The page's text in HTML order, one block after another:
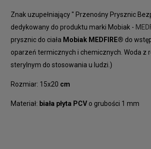
Znak uzupełniający " Przenośny Prysznic
dedykowany do produktu marki Mobiak -
prysznic do ciała Mobiak MEDFIRE® do
oparzeń termicznych i chemicznych. Woda z
sterylnym do stosowania u ludzi.)
Rozmiar: 15x20 cm
Materiał: biała płyta PCV o grubości 1 mm